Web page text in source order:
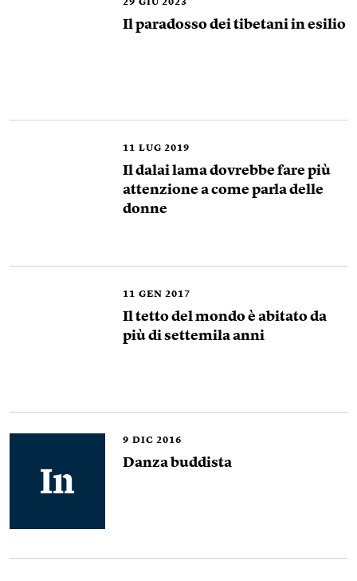
29 GIU 2023
Il paradosso dei tibetani in esilio
11 LUG 2019
Il dalai lama dovrebbe fare più
attenzione a come parla delle
donne
11 GEN 2017
Il tetto del mondo è abitato da
più di settemila anni
9 DIC 2016
Danza buddista